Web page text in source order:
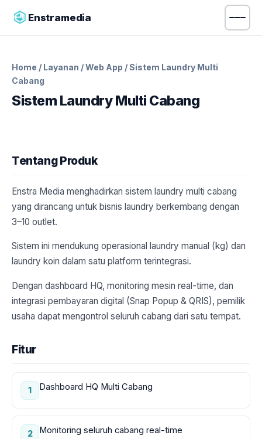
Enstramedia
Home / Layanan /Web App / Sistem Laundry Multi
Cabang
Sistem Laundry Multi Cabang
Tentang Produk
Enstra Media menghadirkan sistem laundry multi cabang
yang dirancang untuk bisnis laundry berkembang dengan
3–10 outlet.
Sistem ini mendukung operasional laundry manual (kg) dan
laundry koin dalam satu platform terintegrasi.
Dengan dashboard HQ, monitoring mesin real-time, dan
integrasi pembayaran digital (Snap Popup & QRIS), pemilik
usaha dapat mengontrol seluruh cabang dari satu tempat.
Fitur
1 Dashboard HQ Multi Cabang
2 Monitoring seluruh cabang real-time